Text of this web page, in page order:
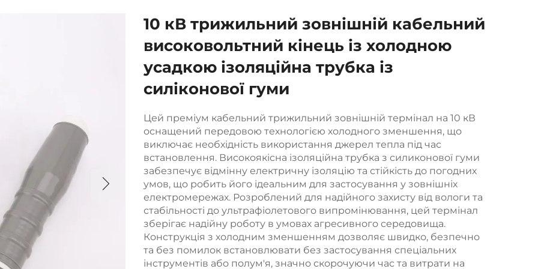
10 кВ трижильний зовнішній кабельний
високовольтний кінець із холодною
усадкою ізоляційна трубка із
силіконової гуми
Цей преміум кабельний трижильний зовнішній термінал на 10 кВ
оснащений передовою технологією холодного зменшення, що
виключає необхідність використання джерел тепла під час
встановлення. Високоякісна ізоляційна трубка з силиконової гуми
забезпечує відмінну електричну ізоляцію та стійкість до погодних
умов, що робить його ідеальним для застосування у зовнішніх
електромережах. Розроблений для надійного захисту від вологи та
стабільності до ультрафіолетового випромінювання, цей термінал
зберігає надійну роботу в умовах агресивного середовища.
Конструкція з холодним зменшенням дозволяє швидко, безпечно
та без помилок встановлювати без застосування спеціальних
інструментів або полум'я, значно скорочуючи час та витрати на